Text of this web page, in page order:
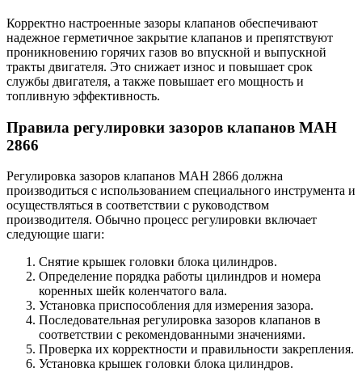
Корректно настроенные зазоры клапанов обеспечивают
надежное герметичное закрытие клапанов и препятствуют
проникновению горячих газов во впускной и выпускной
тракты двигателя. Это снижает износ и повышает срок
службы двигателя, а также повышает его мощность и
топливную эффективность.
Правила регулировки зазоров клапанов МАН
2866
Регулировка зазоров клапанов МАН 2866 должна
производиться с использованием специального инструмента и
осуществляться в соответствии с руководством
производителя. Обычно процесс регулировки включает
следующие шаги:
Снятие крышек головки блока цилиндров.
Определение порядка работы цилиндров и номера
коренных шейк коленчатого вала.
Установка приспособления для измерения зазора.
Последовательная регулировка зазоров клапанов в
соответствии с рекомендованными значениями.
Проверка их корректности и правильности закрепления.
Установка крышек головки блока цилиндров.